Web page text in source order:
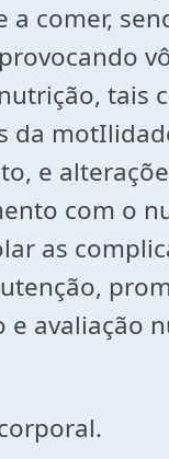
comer,
tais
da
e
com o
as
avaliação